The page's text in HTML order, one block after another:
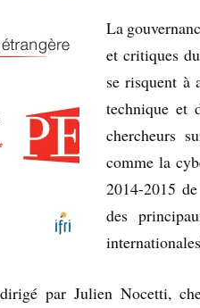
La
et critiques
se risquent à
technique et
chercheurs
comme la
2014-2015
des
par Julien Nocetti,